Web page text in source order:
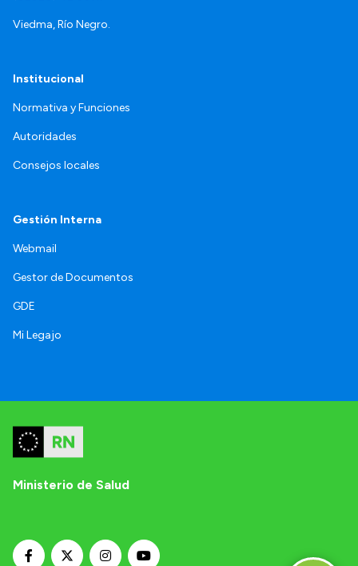
Viedma, Río Negro.
Institucional
Normativa y Funciones
Autoridades
Consejos locales
Gestión Interna
Webmail
Gestor de Documentos
GDE
Mi Legajo
Ministerio de Salud